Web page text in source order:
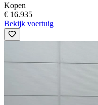
Kopen
€ 16.935
Bekijk voertuig